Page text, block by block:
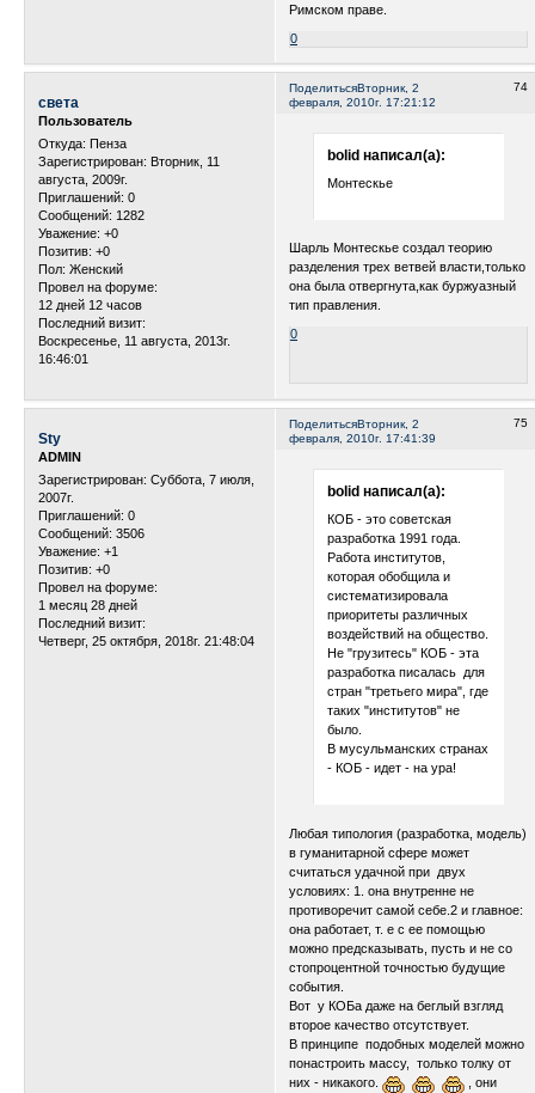
Римском праве.
0
Поделиться 74
Вторник, 2
февраля, 2010г. 17:21:12
света
Пользователь
Откуда: Пенза
Зарегистрирован: Вторник, 11
августа, 2009г.
Приглашений: 0
Сообщений: 1282
Уважение: +0
Позитив: +0
Пол: Женский
Провел на форуме:
12 дней 12 часов
Последний визит:
Воскресенье, 11 августа, 2013г.
16:46:01
bolid написал(а):
Монтескье
Шарль Монтескье создал теорию
разделения трех ветвей власти,только
она была отвергнута,как буржуазный
тип правления.
0
Поделиться 75
Вторник, 2
февраля, 2010г. 17:41:39
Sty
ADMIN
Зарегистрирован: Суббота, 7 июля,
2007г.
Приглашений: 0
Сообщений: 3506
Уважение: +1
Позитив: +0
Провел на форуме:
1 месяц 28 дней
Последний визит:
Четверг, 25 октября, 2018г. 21:48:04
bolid написал(а):
КОБ - это советская
разработка 1991 года.
Работа институтов,
которая обобщила и
систематизировала
приоритеты различных
воздействий на общество.
Не "грузитесь" КОБ - эта
разработка писалась для
стран "третьего мира", где
таких "институтов" не
было.
В мусульманских странах
- КОБ - идет - на ура!
Любая типология (разработка, модель)
в гуманитарной сфере может
считаться удачной при двух
условиях: 1. она внутренне не
противоречит самой себе.2 и главное:
она работает, т. е с ее помощью
можно предсказывать, пусть и не со
стопроцентной точностью будущие
события.
Вот у КОБа даже на беглый взгляд
второе качество отсутствует.
В принципе подобных моделей можно
понастроить массу, только толку от
них - никакого.
, они